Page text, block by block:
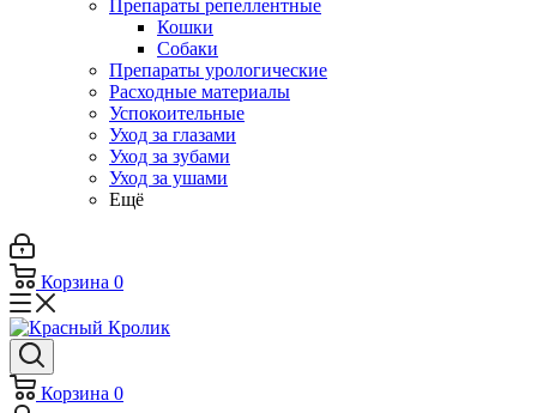
Препараты репеллентные
Кошки
Собаки
Препараты урологические
Расходные материалы
Успокоительные
Уход за глазами
Уход за зубами
Уход за ушами
Ещё
Корзина 0
Корзина 0